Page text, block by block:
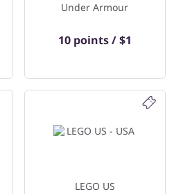
Under Armour
10 points / $1
LEGO US